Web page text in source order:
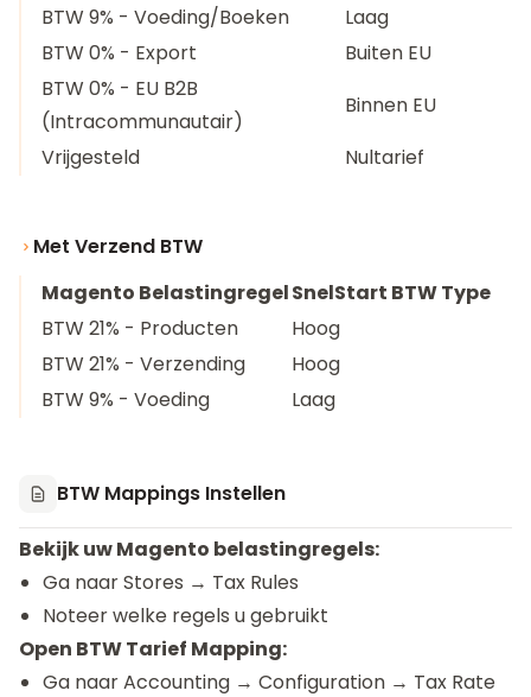
BTW 9% - Voeding/Boeken
Laag
BTW 0% - Export
Buiten EU
BTW 0% - EU B2B
(Intracommunautair)
Binnen EU
Vrijgesteld
Nultarief
Met Verzend BTW
Magento BelastingregelSnelStart BTW Type
BTW 21% - Producten
Hoog
BTW 21% - Verzending
Hoog
BTW 9% - Voeding
Laag
BTW Mappings Instellen
Bekijk uw Magento belastingregels:
Ga naar Stores → Tax Rules
Noteer welke regels u gebruikt
Open BTW Tarief Mapping:
Ga naar Accounting → Configuration → Tax Rate